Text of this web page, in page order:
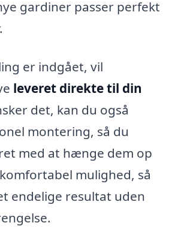
gardiner passer perfekt
er indgået, vil
leveret direkte til din
det, kan du også
montering, så du
med at hænge dem op
mulighed, så
endelige resultat uden